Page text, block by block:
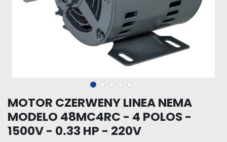
MOTOR CZERWENY LINEA NEMA
MODELO 48MC4RC - 4 POLOS -
1500V - 0.33 HP - 220V